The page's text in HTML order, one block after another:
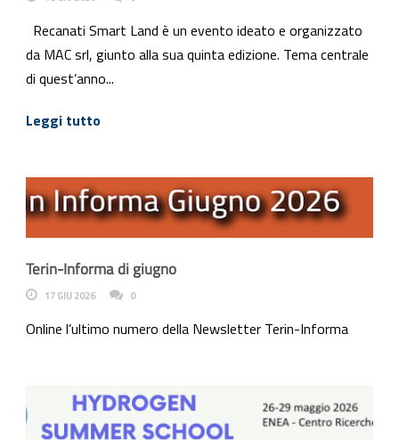
Recanati Smart Land è un evento ideato e organizzato
da MAC srl, giunto alla sua quinta edizione. Tema centrale
di quest’anno...
Leggi tutto
Terin-Informa di giugno
17 GIU 2026 0
Online l’ultimo numero della Newsletter Terin-Informa